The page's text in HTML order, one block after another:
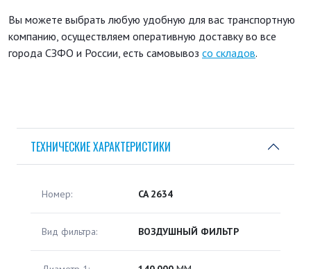
Вы можете выбрать любую удобную для вас транспортную
компанию, осуществляем оперативную доставку во все
города СЗФО и России, есть самовывоз со складов.
ТЕХНИЧЕСКИЕ ХАРАКТЕРИСТИКИ
Номер: CA 2634
Вид фильтра: ВОЗДУШНЫЙ ФИЛЬТР